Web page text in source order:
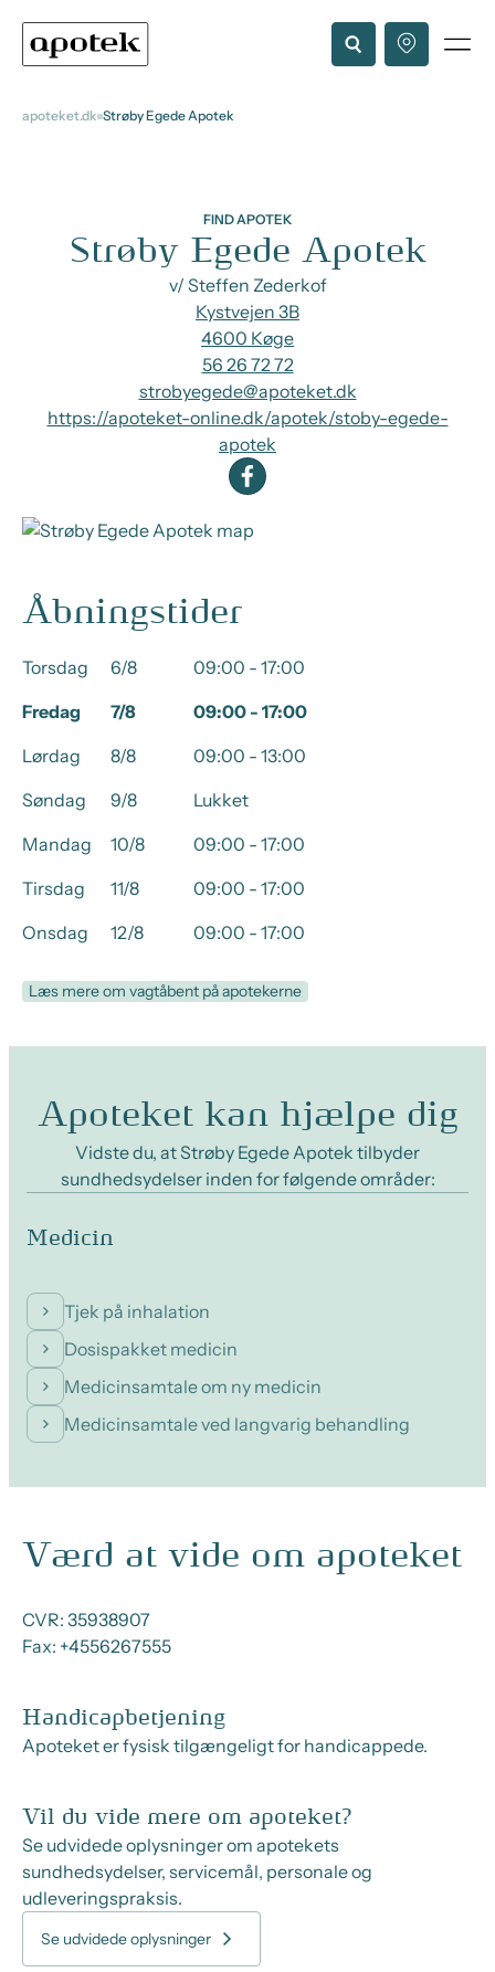
apoteket.dk Strøby Egede Apotek
FIND APOTEK
Strøby Egede Apotek
v/ Steffen Zederkof
Kystvejen 3B
4600 Køge
56 26 72 72
strobyegede@apoteket.dk
https://apoteket-online.dk/apotek/stoby-egede-
apotek
Åbningstider
Torsdag 6/8
09:00 - 17:00
Fredag
7/8
09:00 - 17:00
Lørdag
8/8
09:00 - 13:00
Søndag
9/8
Lukket
Mandag
10/8
09:00 - 17:00
Tirsdag
11/8
09:00 - 17:00
Onsdag
12/8 09:00 - 17:00
Læs mere om vagtåbent på apotekerne
Apoteket kan hjælpe dig
Vidste du, at Strøby Egede Apotek tilbyder
sundhedsydelser inden for følgende områder:
Medicin
Tjek på inhalation
Dosispakket medicin
Medicinsamtale om ny medicin
Medicinsamtale ved langvarig behandling
Værd at vide om apoteket
CVR: 35938907
Fax: +4556267555
Handicapbetjening
Apoteket er fysisk tilgængeligt for handicappede.
Vil du vide mere om apoteket?
Se udvidede oplysninger om apotekets
sundhedsydelser, servicemål, personale og
udleveringspraksis.
Se udvidede oplysninger